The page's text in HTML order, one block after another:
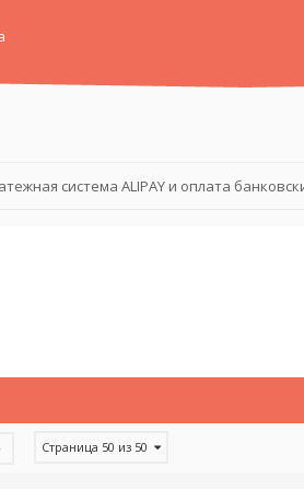
система ALIPAY и оплата
Страница 50 из 50